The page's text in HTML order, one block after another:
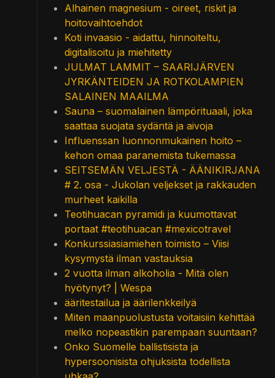
Alhainen magnesium - oireet, riskit ja
hoitovaihtoehdot
Koti invaasio - aidattu, hinnoiteltu,
digitalisoitu ja miehitetty
JULMAT LAMMIT – SAARIJÄRVEN
JYRKÄNTEIDEN JA ROTKOLAMPIEN
SALAINEN MAAILMA
Sauna – suomalainen lämpörituaali, joka
saattaa suojata sydäntä ja aivoja
Influenssan luonnonmukainen hoito –
kehon omaa paranemista tukemassa
SEITSEMÄN VELJESTÄ - ÄÄNIKIRJANA
# 2. osa - Jukolan veljekset ja rakkauden
murheet kaikilla
Teotihuacan pyramidi ja kuumottavat
portaat #teotihuacan #mexicotravel
Konkurssiasiamiehen toimisto – Viisi
kysymystä ilman vastauksia
2 vuotta ilman alkoholia - Mitä olen
hyötynyt? | Wespa
ääritestailua ja äärilenkkeilyä
Miten maanpuolustusta voitaisiin kehittää
melko nopeastikin parempaan suuntaan?
Onko Suomelle ballistisista ja
hypersoonisista ohjuksista todellista